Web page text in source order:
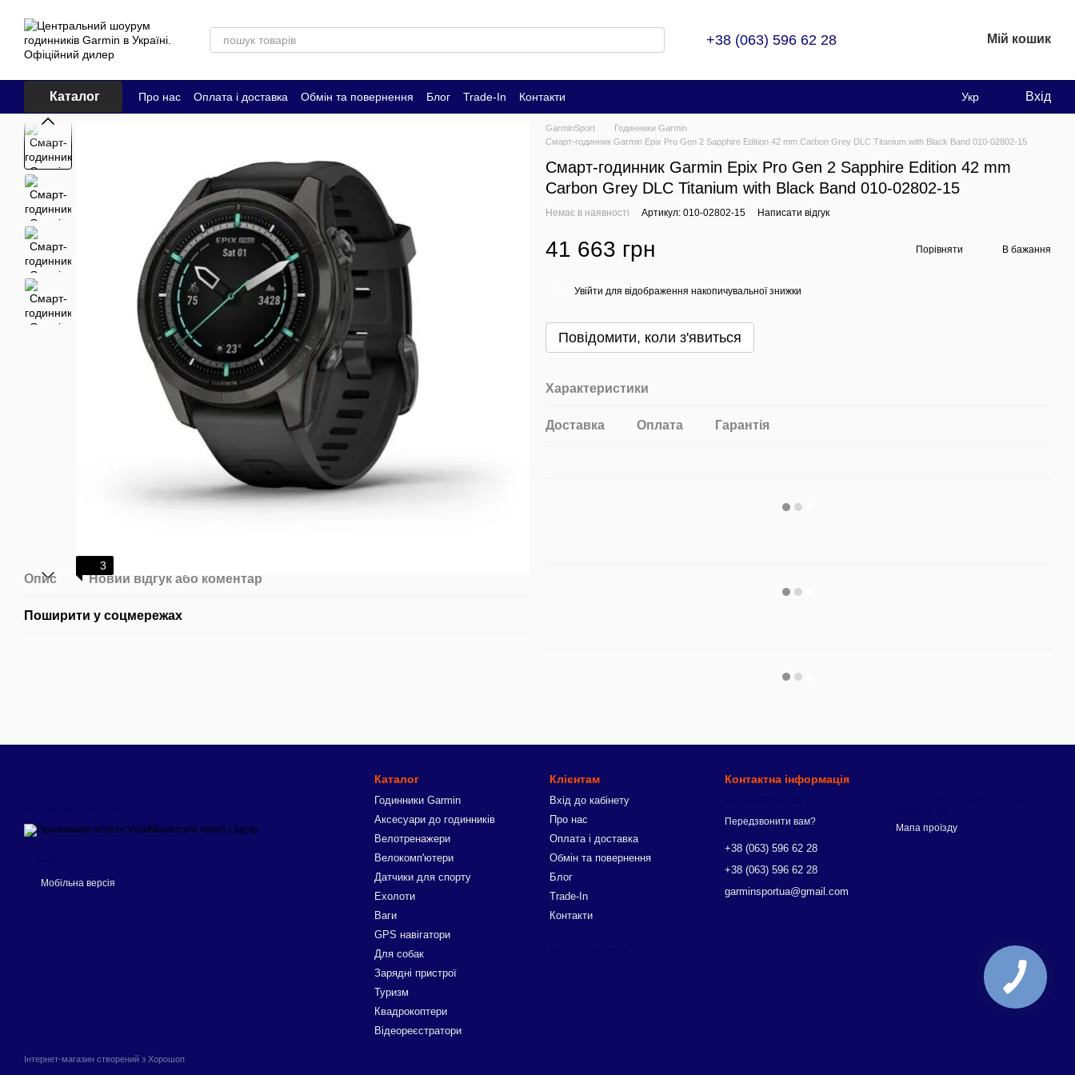
+38 (063) 596 62 28 Мій кошик
Каталог Про нас Оплата і доставка Обмін та повернення Блог Trade-In Контакти Укр Вхід
3
Опис Новий відгук або коментар
Поширити у соцмережах
GarminSport
Годинники Garmin
Смарт-годинник Garmin Epix Pro Gen 2 Sapphire Edition 42 mm Carbon Grey DLC Titanium with Black Band 010-02802-15
Смарт-годинник Garmin Epix Pro Gen 2 Sapphire Edition 42 mm
Carbon Grey DLC Titanium with Black Band 010-02802-15
Немає в наявності Артикул: 010-02802-15 Написати відгук
41 663 грн Порівняти В бажання
Увійти для відображення накопичувальної знижки
Повідомити, коли з'явиться
Характеристики
Доставка Оплата Гарантія
Мобільна версія
Інтернет-магазин створений з Хорошоп
Каталог
Годинники Garmin
Аксесуари до годинників
Велотренажери
Велокомп'ютери
Датчики для спорту
Ехолоти
Ваги
GPS навігатори
Для собак
Зарядні пристрої
Туризм
Квадрокоптери
Відеореєстратори
Клієнтам
Вхід до кабінету
Про нас
Оплата і доставка
Обмін та повернення
Блог
Trade-In
Контакти
Контактна інформація
Передзвонити вам?
+38 (063) 596 62 28
+38 (063) 596 62 28
garminsportua@gmail.com
Мапа проїзду